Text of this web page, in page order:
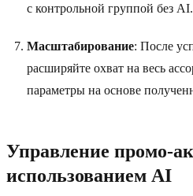
с контрольной группой без AI.
Масштабирование: После
расширяйте охват на весь
параметры на основе
Управление промо-
использованием AI